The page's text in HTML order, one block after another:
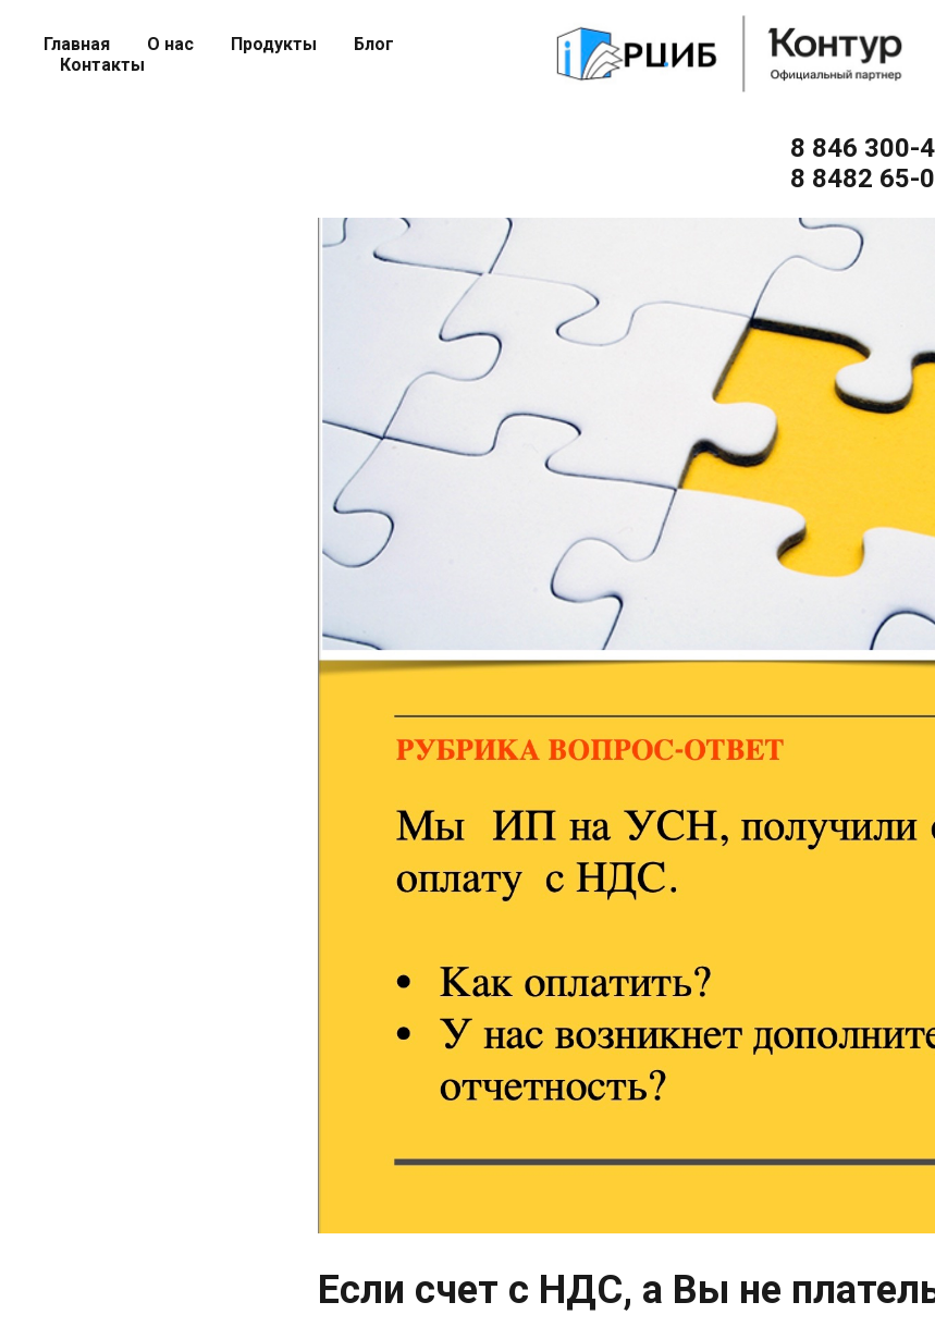
Главная О нас Продукты
Блог
Контакты
8 846 300-
8 8482 65-
Если счет с НДС, а Вы не